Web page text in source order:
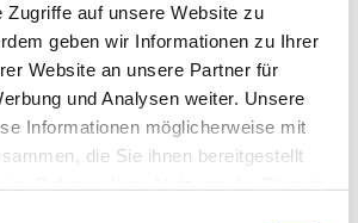
Zugriffe auf unsere Website zu
geben wir Informationen zu Ihrer
Website an unsere Partner für
und Analysen weiter. Unsere
Informationen möglicherweise mit
die Sie ihnen bereitgestellt